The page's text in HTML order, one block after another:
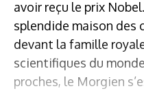
avoir reçu le prix
splendide maison des
devant la famille
scientifiques du
proches, le Morgien